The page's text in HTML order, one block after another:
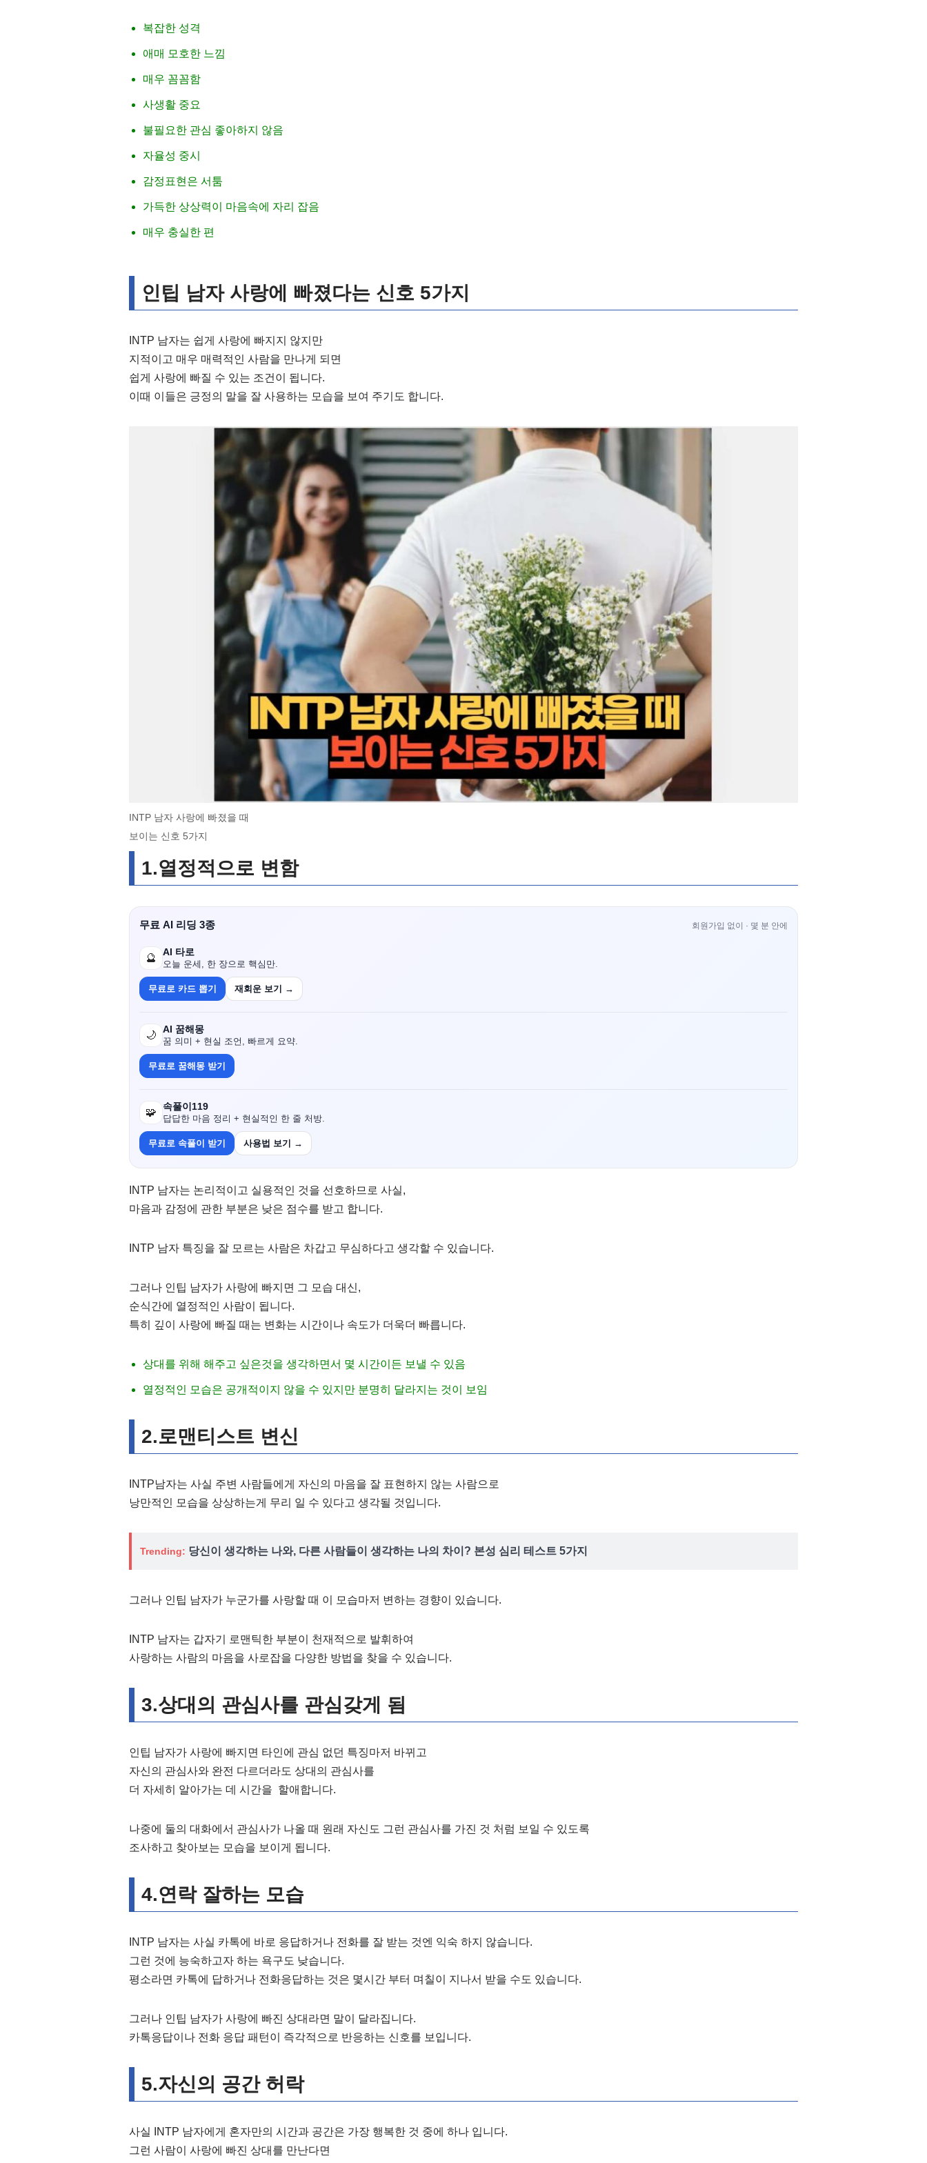
복잡한 성격
애매 모호한 느낌
매우 꼼꼼함
사생활 중요
불필요한 관심 좋아하지 않음
자율성 중시
감정표현은 서툼
가득한 상상력이 마음속에 자리 잡음
매우 충실한 편
인팁 남자 사랑에 빠졌다는 신호 5가지
INTP 남자는 쉽게 사랑에 빠지지 않지만
지적이고 매우 매력적인 사람을 만나게 되면
쉽게 사랑에 빠질 수 있는 조건이 됩니다.
이때 이들은 긍정의 말을 잘 사용하는 모습을 보여 주기도 합니다.
INTP 남자 사랑에 빠졌을 때
보이는 신호 5가지
1.열정적으로 변함
무료 AI 리딩 3종 회원가입 없이 · 몇 분 안에
🔮
AI 타로
오늘 운세, 한 장으로 핵심만.
무료로 카드 뽑기 재회운 보기 →
🌙
AI 꿈해몽
꿈 의미 + 현실 조언, 빠르게 요약.
무료로 꿈해몽 받기
🧩
속풀이119
답답한 마음 정리 + 현실적인 한 줄 처방.
무료로 속풀이 받기 사용법 보기 →
INTP 남자는 논리적이고 실용적인 것을 선호하므로 사실,
마음과 감정에 관한 부분은 낮은 점수를 받고 합니다.
INTP 남자 특징을 잘 모르는 사람은 차갑고 무심하다고 생각할 수 있습니다.
그러나 인팁 남자가 사랑에 빠지면 그 모습 대신,
순식간에 열정적인 사람이 됩니다.
특히 깊이 사랑에 빠질 때는 변화는 시간이나 속도가 더욱더 빠릅니다.
상대를 위해 해주고 싶은것을 생각하면서 몇 시간이든 보낼 수 있음
열정적인 모습은 공개적이지 않을 수 있지만 분명히 달라지는 것이 보임
2.로맨티스트 변신
INTP남자는 사실 주변 사람들에게 자신의 마음을 잘 표현하지 않는 사람으로
낭만적인 모습을 상상하는게 무리 일 수 있다고 생각될 것입니다.
Trending: 당신이 생각하는 나와, 다른 사람들이 생각하는 나의 차이? 본성 심리 테스트 5가지
그러나 인팁 남자가 누군가를 사랑할 때 이 모습마저 변하는 경향이 있습니다.
INTP 남자는 갑자기 로맨틱한 부분이 천재적으로 발휘하여
사랑하는 사람의 마음을 사로잡을 다양한 방법을 찾을 수 있습니다.
3.상대의 관심사를 관심갖게 됨
인팁 남자가 사랑에 빠지면 타인에 관심 없던 특징마저 바뀌고
자신의 관심사와 완전 다르더라도 상대의 관심사를
더 자세히 알아가는 데 시간을 할애합니다.
나중에 둘의 대화에서 관심사가 나올 때 원래 자신도 그런 관심사를 가진 것 처럼 보일 수 있도록
조사하고 찾아보는 모습을 보이게 됩니다.
4.연락 잘하는 모습
INTP 남자는 사실 카톡에 바로 응답하거나 전화를 잘 받는 것엔 익숙 하지 않습니다.
그런 것에 능숙하고자 하는 욕구도 낮습니다.
평소라면 카톡에 답하거나 전화응답하는 것은 몇시간 부터 며칠이 지나서 받을 수도 있습니다.
그러나 인팁 남자가 사랑에 빠진 상대라면 말이 달라집니다.
카톡응답이나 전화 응답 패턴이 즉각적으로 반응하는 신호를 보입니다.
5.자신의 공간 허락
사실 INTP 남자에게 혼자만의 시간과 공간은 가장 행복한 것 중에 하나 입니다.
그런 사람이 사랑에 빠진 상대를 만난다면